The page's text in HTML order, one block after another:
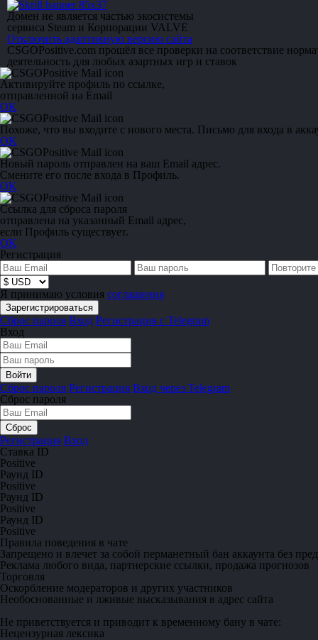
Домен не является частью экосистемы
сервиса Steam и Корпорации VALVE
Отключить адаптивную версию сайта
CSGOPositive.com прошёл все проверки на соответствие
деятельность для любых азартных игр и ставок
Активируйте профиль по ссылке,
отправленной на Email
OK
Похоже, что вы входите с нового места. Письмо для входа в
OK
Новый пароль отправлен на ваш Email адрес.
Смените его после входа в Профиль.
OK
Ссылка для сброса пароля
отправлена на указанный Email адрес,
если Профиль существует.
OK
Регистрация
Я принимаю условия соглашения
Сброс пароля Вход Регистрация с Telegram
Вход
Сброс пароля Регистрация Вход через Telegram
Сброс пароля
Регистрация Вход
Ставка ID
Positive
Раунд ID
Positive
Раунд ID
Positive
Раунд ID
Positive
Правила поведения в чате
Запрещено и влечет за собой перманетный бан аккаунта без
Реклама любого вида, партнерские ссылки, продажа прогнозов
Торговля
Оскорбление модераторов и других участников
Необоснованные и лживые высказывания в адрес сайта
Не приветствуется и приводит к временному бану в чате:
Нецензурная лексика